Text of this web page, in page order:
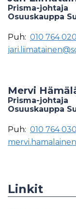
Prisma-johtaja
Osuuskauppa
Puh: 010 764
Mervi
Prisma-johtaja
Osuuskauppa
Puh: 010 764
Linkit